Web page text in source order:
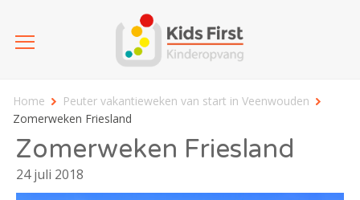
Home
Peuter vakantieweken van start in Veenwouden
Zomerweken Friesland
Zomerweken Friesland
24 juli 2018